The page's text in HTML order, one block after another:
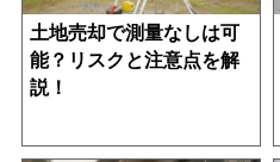
土地売却で測量なしは可
能？リスクと注意点を解
説！